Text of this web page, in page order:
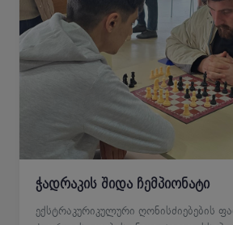
ჭადრაკის შიდა ჩემპიონატი
ექსტრაკურიკულური ღონისძიებების